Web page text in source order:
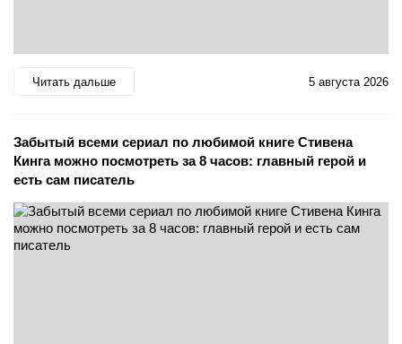
Читать дальше 5 августа 2026
Забытый всеми сериал по любимой книге Стивена
Кинга можно посмотреть за 8 часов: главный герой и
есть сам писатель